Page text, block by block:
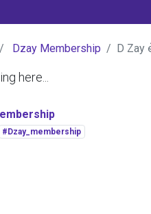
Dzay Membership D
here...
#Dzay_membership